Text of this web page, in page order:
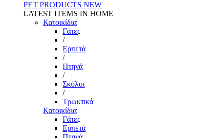
PET PRODUCTS NEW
LATEST ITEMS IN HOME
Κατοικίδια
Γάτες
/
Ερπετά
/
Πτηνά
/
Σκύλοι
/
Τρωκτικά
Κατοικίδια
Γάτες
Ερπετά